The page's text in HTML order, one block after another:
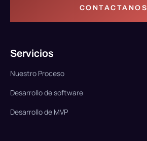
CONTACTANOS
Servicios
Nuestro Proceso
Desarrollo de software
Desarrollo de MVP